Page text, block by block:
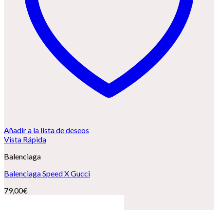
Añadir a la lista de deseos
Vista Rápida
Balenciaga
Balenciaga Speed X Gucci
79,00€